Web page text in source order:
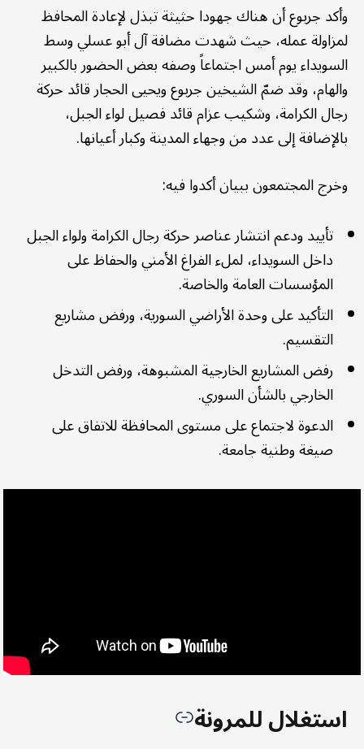
وأكد جربوع أن هناك جهودا حثيثة تبذل لإعادة المحافظ
لمزاولة عمله، حيث شهدت مضافة آل أبو عسلي وسط
السويداء يوم أمس اجتماعاً وصفه بعض الحضور بالكبير
والهام، وقد ضمّ الشيخين جربوع ويحيى الحجار قائد حركة
رجال الكرامة، وشكيب عزام قائد فصيل لواء الجبل،
بالإضافة إلى عدد من وجهاء المدينة وكبار أعيانها.
وخرج المجتمعون ببيان أكدوا فيه:
تأييد ودعم انتشار عناصر حركة رجال الكرامة ولواء الجبل
داخل السويداء، لملء الفراغ الأمني والحفاظ على
المؤسسات العامة والخاصة.
التأكيد على وحدة الأراضي السورية، ورفض مشاريع
التقسيم.
رفض المشاريع الخارجية المشبوهة، ورفض التدخل
الخارجي بالشأن السوري.
الدعوة لاجتماع على مستوى المحافظة للاتفاق على
صيغة وطنية جامعة.
استغلال للمرونة